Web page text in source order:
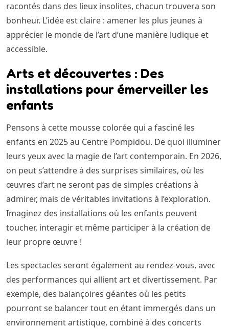
racontés dans des lieux insolites, chacun trouvera son
bonheur. L’idée est claire : amener les plus jeunes à
apprécier le monde de l’art d’une manière ludique et
accessible.
Arts et découvertes : Des
installations pour émerveiller les
enfants
Pensons à cette mousse colorée qui a fasciné les
enfants en 2025 au Centre Pompidou. De quoi illuminer
leurs yeux avec la magie de l’art contemporain. En 2026,
on peut s’attendre à des surprises similaires, où les
œuvres d’art ne seront pas de simples créations à
admirer, mais de véritables invitations à l’exploration.
Imaginez des installations où les enfants peuvent
toucher, interagir et même participer à la création de
leur propre œuvre !
Les spectacles seront également au rendez-vous, avec
des performances qui allient art et divertissement. Par
exemple, des balançoires géantes où les petits
pourront se balancer tout en étant immergés dans un
environnement artistique, combiné à des concerts